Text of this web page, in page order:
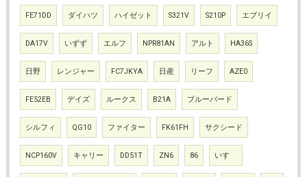
FE71DD ダイハツ ハイゼット S321V S210P エブリイ
DA17V いずず エルフ NPR81AN アルト HA36S
日野 レンジャー FC7JKYA 日産 リーフ AZE0
FE52EB デイズ ルークス B21A ブルーバード
シルフィ QG10 ファイター FK61FH サクシード
NCP160V キャリー DD51T ZN6 86 いすゞ